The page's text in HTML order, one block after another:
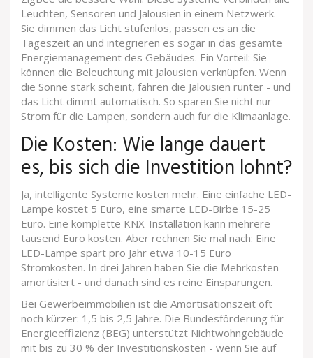
Leuchten, Sensoren und Jalousien in einem Netzwerk.
Sie dimmen das Licht stufenlos, passen es an die
Tageszeit an und integrieren es sogar in das gesamte
Energiemanagement des Gebäudes. Ein Vorteil: Sie
können die Beleuchtung mit Jalousien verknüpfen. Wenn
die Sonne stark scheint, fahren die Jalousien runter - und
das Licht dimmt automatisch. So sparen Sie nicht nur
Strom für die Lampen, sondern auch für die Klimaanlage.
Die Kosten: Wie lange dauert
es, bis sich die Investition lohnt?
Ja, intelligente Systeme kosten mehr. Eine einfache LED-
Lampe kostet 5 Euro, eine smarte LED-Birbe 15-25
Euro. Eine komplette KNX-Installation kann mehrere
tausend Euro kosten. Aber rechnen Sie mal nach: Eine
LED-Lampe spart pro Jahr etwa 10-15 Euro
Stromkosten. In drei Jahren haben Sie die Mehrkosten
amortisiert - und danach sind es reine Einsparungen.
Bei Gewerbeimmobilien ist die Amortisationszeit oft
noch kürzer: 1,5 bis 2,5 Jahre. Die Bundesförderung für
Energieeffizienz (BEG) unterstützt Nichtwohngebäude
mit bis zu 30 % der Investitionskosten - wenn Sie auf